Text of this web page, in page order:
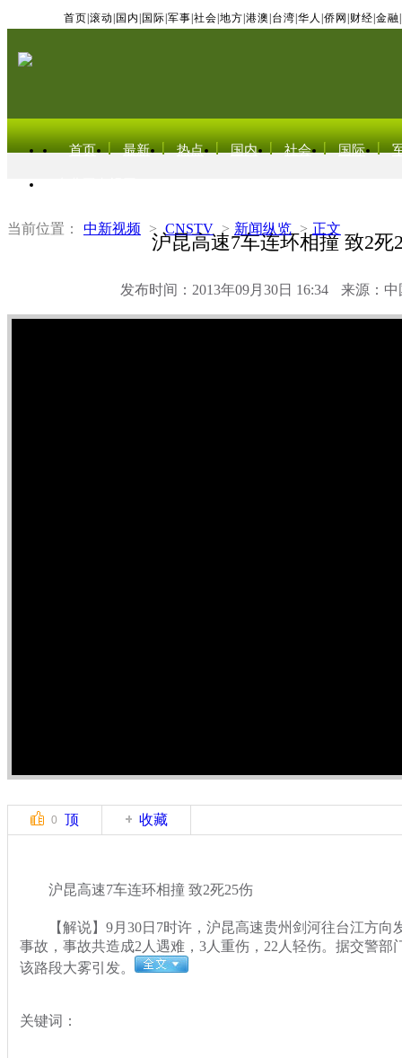
首页 滚动 国内 国际 军事 社会 地方 港澳 台湾 华人 侨网 财经 金融
首页 最新 热点 国内 社会 国际
当前位置： 中新视频 > CNSTV > 新闻纵览 > 正文
沪昆高速7车连环相撞 致2死
发布时间：2013年09月30日 16:34 来源：中
0 顶 收藏
沪昆高速7车连环相撞 致2死25伤
【解说】9月30日7时许，沪昆高速贵州剑河往台江方向
事故，事故共造成2人遇难，3人重伤，22人轻伤。据交警部
该路段大雾引发。
关键词：